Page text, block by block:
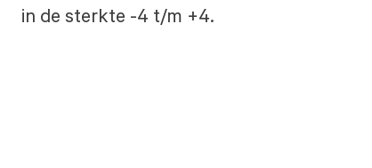
in de sterkte -4 t/m +4.